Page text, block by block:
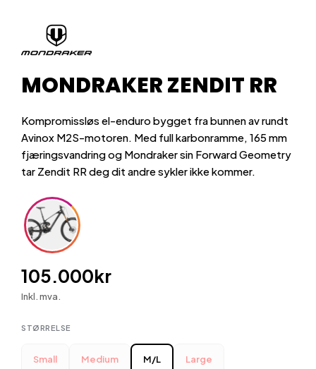
MONDRAKER ZENDIT RR
Kompromissløs el-enduro bygget fra bunnen av rundt
Avinox M2S-motoren. Med full karbonramme, 165 mm
fjæringsvandring og Mondraker sin Forward Geometry
tar Zendit RR deg dit andre sykler ikke kommer.
105.000kr
Inkl. mva.
STØRRELSE
Small Medium M/L Large